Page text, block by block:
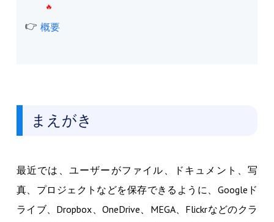
概要
まえがき
最近では、ユーザーがファイル、ドキュメント、写
真、プロジェクトなどを保存できるように、Googleド
ライブ、Dropbox、OneDrive、MEGA、Flickrなどのクラ